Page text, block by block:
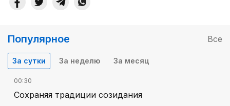
Популярное Все
За сутки За неделю За месяц
00:30
Сохраняя традиции созидания